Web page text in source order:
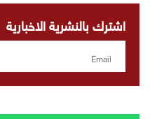
اشترك بالنشرية الاخبارية